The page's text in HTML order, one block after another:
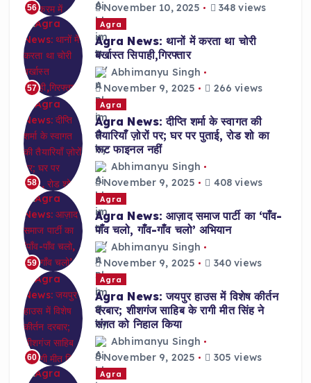
56
November 10, 2025
348 views
57
Agra
Agra News: थानों में करता था चोरी
बर्खास्त सिपाही,गिरफ्तार
Abhimanyu Singh
November 9, 2025
266 views
58
Agra
Agra News: दीप्ति शर्मा के स्वागत की
तैयारियाँ ज़ोरों पर; घर पर पुताई, रोड शो का
रूट फाइनल नहीं
Abhimanyu Singh
November 9, 2025
408 views
59
Agra
Agra News: आज़ाद समाज पार्टी का ‘पाँव-
पाँव चलो, गाँव-गाँव चलो’ अभियान
Abhimanyu Singh
November 9, 2025
340 views
60
Agra
Agra News: जयपुर हाउस में विशेष कीर्तन
दरबार; शीशगंज साहिब के रागी मीत सिंह ने
संगत को निहाल किया
Abhimanyu Singh
November 9, 2025
305 views
Agra